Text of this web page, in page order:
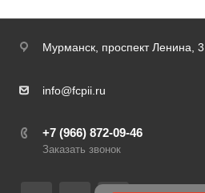
Мурманск, проспект Ленина, 3
info@fcpii.ru
+7 (966) 872-09-46
Заказать звонок